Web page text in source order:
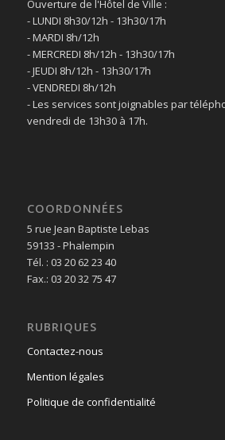
Ouverture de l'Hôtel de Ville :
- LUNDI 8h30/12h - 13h30/17h
- MARDI 8h/12h
- MERCREDI 8h/12h - 13h30/17h
- JEUDI 8h/12h - 13h30/17h
- VENDREDI 8h/12h
- Les services sont joignables par
vendredi de 13h30 à 17h.
COORDONNÉES
5 rue Jean Baptiste Lebas
59133 - Phalempin
Tél. : 03 20 62 23 40
Fax.: 03 20 32 75 47
RUBRIQUES
Contactez-nous
Mention légales
Politique de confidentialité